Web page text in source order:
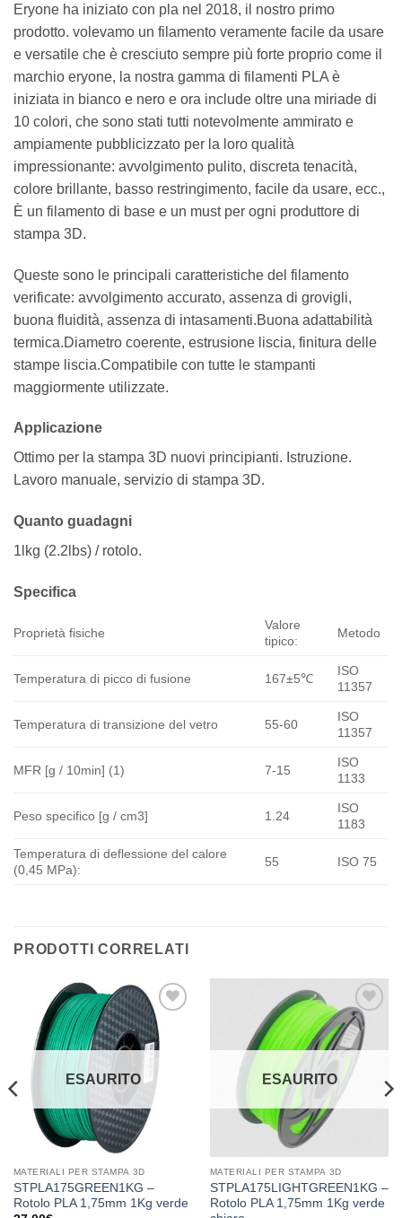
Eryone ha iniziato con pla nel 2018, il nostro primo
prodotto. volevamo un filamento veramente facile da usare
e versatile che è cresciuto sempre più forte proprio come il
marchio eryone, la nostra gamma di filamenti PLA è
iniziata in bianco e nero e ora include oltre una miriade di
10 colori, che sono stati tutti notevolmente ammirato e
ampiamente pubblicizzato per la loro qualità
impressionante: avvolgimento pulito, discreta tenacità,
colore brillante, basso restringimento, facile da usare, ecc.,
È un filamento di base e un must per ogni produttore di
stampa 3D.
Queste sono le principali caratteristiche del filamento
verificate: avvolgimento accurato, assenza di grovigli,
buona fluidità, assenza di intasamenti.Buona adattabilità
termica.Diametro coerente, estrusione liscia, finitura delle
stampe liscia.Compatibile con tutte le stampanti
maggiormente utilizzate.
Applicazione
Ottimo per la stampa 3D nuovi principianti. Istruzione.
Lavoro manuale, servizio di stampa 3D.
Quanto guadagni
1lkg (2.2lbs) / rotolo.
Specifica
Proprietà fisiche
Valore
tipico:
Metodo
Temperatura di picco di fusione 167±5℃
ISO
11357
Temperatura di transizione del vetro 55-60
ISO
11357
MFR [g / 10min] (1) 7-15
ISO
1133
Peso specifico [g / cm3] 1.24
ISO
1183
Temperatura di deflessione del calore
(0,45 MPa):
55 ISO 75
PRODOTTI CORRELATI
Aggiungi
alla lista
dei
ESAURITO
MATERIALI PER STAMPA 3D
STPLA175GREEN1KG –
Rotolo PLA 1,75mm 1Kg verde
Aggiungi
alla lista
dei
desideri
ESAURITO
MATERIALI PER STAMPA 3D
STPLA175LIGHTGREEN1KG –
Rotolo PLA 1,75mm 1Kg verde